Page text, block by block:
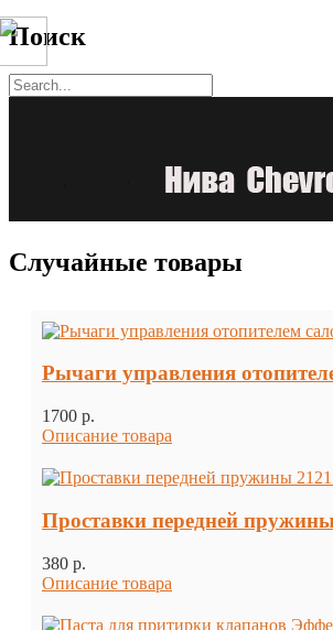
Поиск
Случайные товары
Рычаги управления
1700 p.
Описание товара
Проставки передней
380 p.
Описание товара